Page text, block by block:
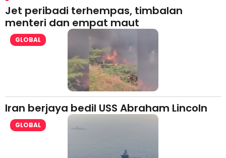
Jet peribadi terhempas, timbalan
menteri dan empat maut
GLOBAL
Iran berjaya bedil USS Abraham Lincoln
GLOBAL